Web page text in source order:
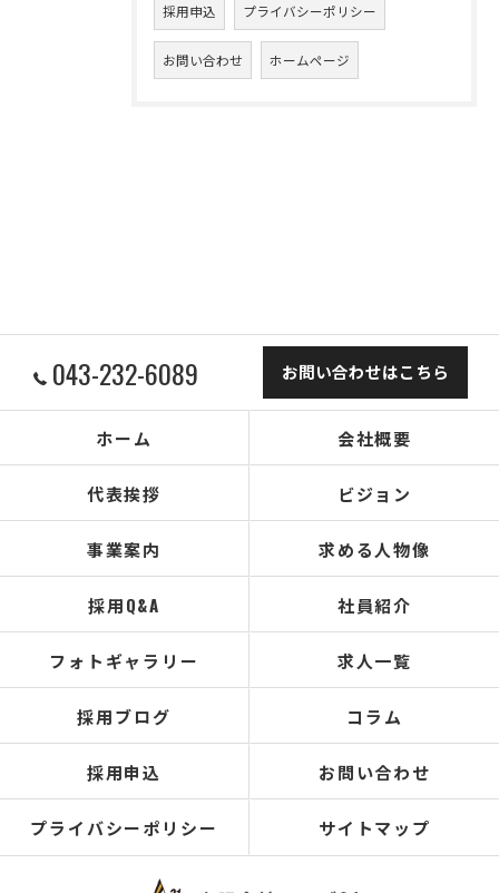
採用申込 プライバシーポリシー
お問い合わせ ホームページ
043-232-6089 お問い合わせはこちら
ホーム 会社概要
代表挨拶 ビジョン
事業案内 求める人物像
採用Q&A 社員紹介
フォトギャラリー 求人一覧
採用ブログ コラム
採用申込 お問い合わせ
プライバシーポリシー サイトマップ